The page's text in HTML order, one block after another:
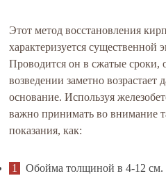
Этот метод восстановления
характеризуется существенной
Проводится он в сжатые сроки,
возведении заметно возрастает
основание. Используя
важно принимать во внимание
показания, как:
Обойма толщиной в 4-12 см.